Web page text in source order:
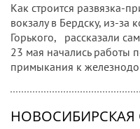
Как строится развязка-
вокзалу в Бердску, из-за
Горького, рассказали
23 мая начались работы
примыкания к
НОВОСИБИРСКАЯ